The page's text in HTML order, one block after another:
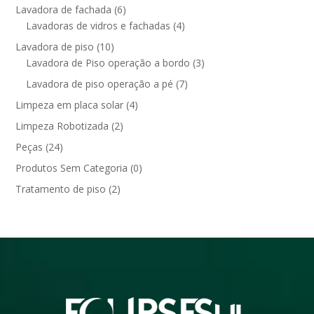
Lavadora de fachada (6)
Lavadoras de vidros e fachadas (4)
Lavadora de piso (10)
Lavadora de Piso operação a bordo (3)
Lavadora de piso operação a pé (7)
Limpeza em placa solar (4)
Limpeza Robotizada (2)
Peças (24)
Produtos Sem Categoria (0)
Tratamento de piso (2)